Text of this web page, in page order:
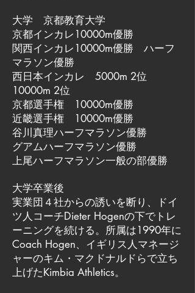
大学 京都教育大学
京都インカレ10000m優勝
関西インカレ10000m優勝 ハーフ
マラソン優勝
西日本インカレ 5000m 2位
10000m 2位
京都選手権 10000m優勝
近畿選手権 10000m優勝
谷川真理ハーフマラソン優勝
グアムハーフマラソン優勝
上尾ハーフマラソン一般の部優勝
大学卒業後
実業団４社からの誘いを断り、ドイ
ツ人コーチDieter Hogenの下でトレ
ーニングを続ける。所属は1990年に
Coach Hogen、イギリス人マネージ
ャーのキム・マクドナルドらで立ち
上げたKimbia Athletics。